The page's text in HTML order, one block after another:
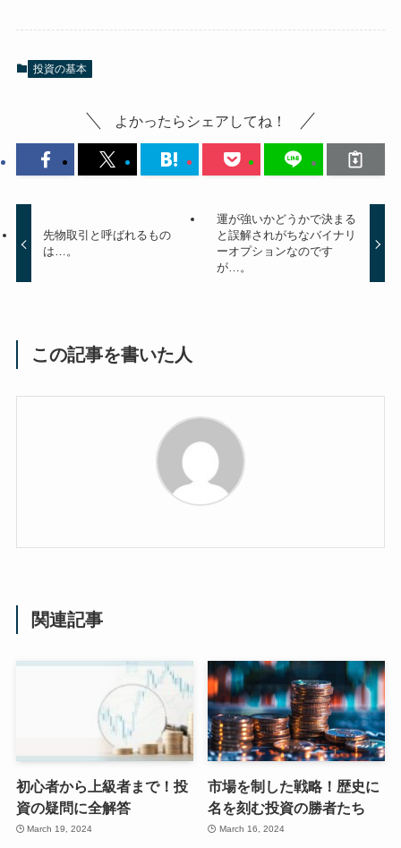
投資の基本
よかったらシェアしてね！
先物取引と呼ばれるもの
は…。
運が強いかどうかで決まる
と誤解されがちなバイナリ
ーオプションなのです
が…。
この記事を書いた人
関連記事
初心者から上級者まで！投
資の疑問に全解答
March 19, 2024
市場を制した戦略！歴史に
名を刻む投資の勝者たち
March 16, 2024